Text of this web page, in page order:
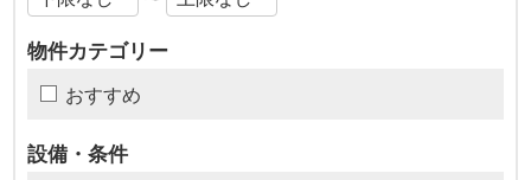
物件カテゴリー
おすすめ
設備・条件